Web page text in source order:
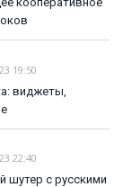
19:50
виджеты,
22:40
шутер с русскими